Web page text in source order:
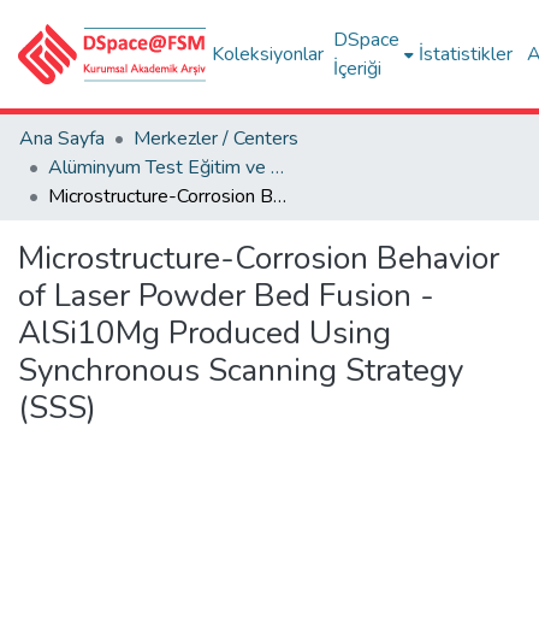
Koleksiyonlar
DSpace
İçeriği
İstatistikler
Ana Sayfa
Merkezler / Centers
Alüminyum Test Eğitim ve Araştırma Merkezi (ALUTEAM)
Microstructure-Corrosion Behavior of Laser Powder Bed Fusion - AlSi10Mg Produced Using Synchronous Scanning Strategy (SSS)
Microstructure-Corrosion Behavior
of Laser Powder Bed Fusion -
AlSi10Mg Produced Using
Synchronous Scanning Strategy
(SSS)